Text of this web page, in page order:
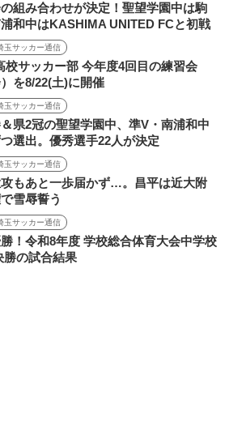
組み合わせが決定！聖望学園中は駒
和中はKASHIMA UNITED FCと初戦
玉サッカー通信
校サッカー部 今年度4回目の練習会
）を8/22(土)に開催
玉サッカー通信
＆県2冠の聖望学園中、準V・南浦和中
選出。優秀選手22人が決定
玉サッカー通信
攻もあと一歩届かず…。昌平は近大附
雪辱誓う
玉サッカー通信
！令和8年度 学校総合体育大会中学校
勝の試合結果